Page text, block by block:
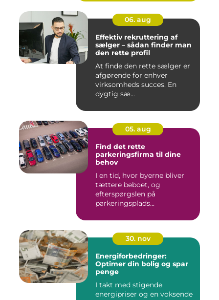
06. aug
Effektiv rekruttering af
sælger – sådan finder man
den rette profil
At finde den rette sælger er
afgørende for enhver
virksomheds succes. En
dygtig sæ...
05. aug
Find det rette
parkeringsfirma til dine
behov
I en tid, hvor byerne bliver
tættere beboet, og
efterspørgslen på
parkeringsplads...
30. nov
Energiforbedringer:
Optimer din bolig og spar
penge
I takt med stigende
energipriser og en voksende